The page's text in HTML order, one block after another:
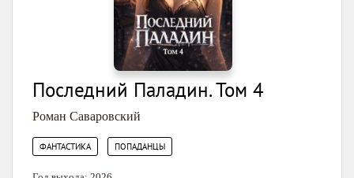
Последний Паладин. Том 4
Роман Саваровский
ФАНТАСТИКА ПОПАДАНЦЫ